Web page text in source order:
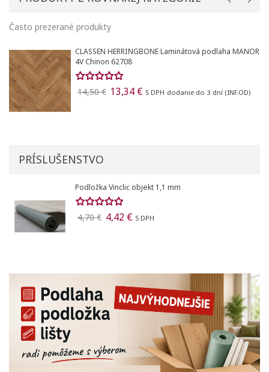
Často prezerané produkty
CLASSEN HERRINGBONE Laminátová podlaha MANOR
4V Chinon 62708
14,50 € 13,34 € S DPH dodanie do 3 dní (INF.OD)
PRÍSLUŠENSTVO
Podložka Vinclic objekt 1,1 mm
4,70 € 4,42 € S DPH